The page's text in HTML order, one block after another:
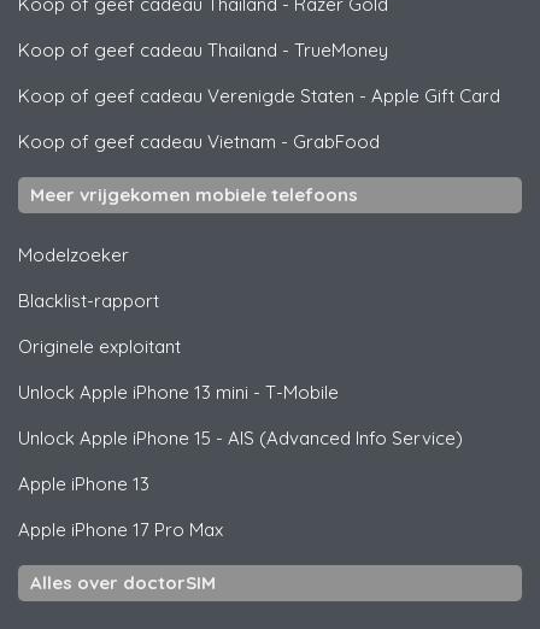
Koop of geef cadeau Thailand - TrueMoney
Koop of geef cadeau Verenigde Staten - Apple Gift Card
Koop of geef cadeau Vietnam - GrabFood
Meer vrijgekomen mobiele telefoons
Modelzoeker
Blacklist-rapport
Originele exploitant
Unlock Apple iPhone 13 mini - T-Mobile
Unlock Apple iPhone 15 - AIS (Advanced Info Service)
Apple iPhone 13
Apple iPhone 17 Pro Max
Alles over doctorSIM